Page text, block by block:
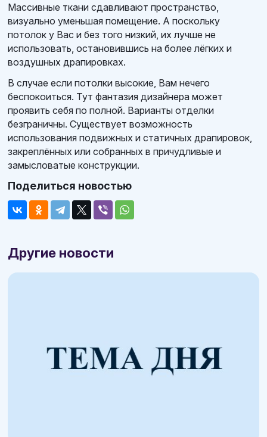
Массивные ткани сдавливают пространство,
визуально уменьшая помещение. А поскольку
потолок у Вас и без того низкий, их лучше не
использовать, остановившись на более лёгких и
воздушных драпировках.
В случае если потолки высокие, Вам нечего
беспокоиться. Тут фантазия дизайнера может
проявить себя по полной. Варианты отделки
безграничны. Существует возможность
использования подвижных и статичных драпировок,
закреплённых или собранных в причудливые и
замысловатые конструкции.
Поделиться новостью
Другие новости